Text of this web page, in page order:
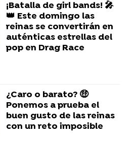
¡Batalla de girl bands! 🎤
👑 Este domingo las
reinas se convertirán en
auténticas estrellas del
pop en Drag Race
¿Caro o barato? 🤑
Ponemos a prueba el
buen gusto de las reinas
con un reto imposible